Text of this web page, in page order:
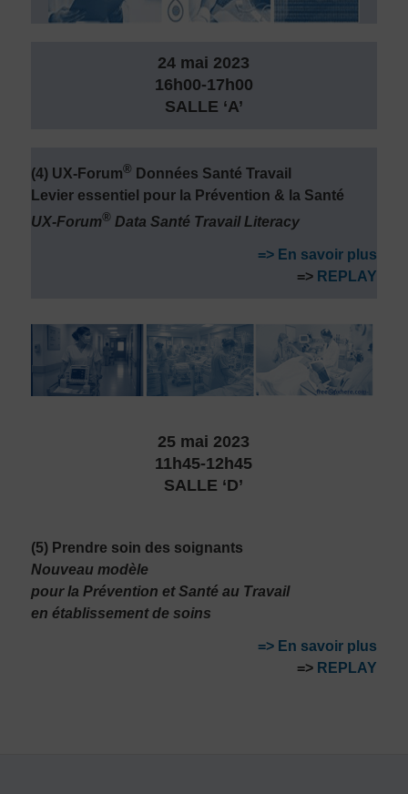
24 mai 2023
16h00-17h00
SALLE ‘A’
(4) UX-Forum® Données Santé Travail
Levier essentiel pour la Prévention & la Santé
UX-Forum®Data Santé Travail Literacy
=> En savoir plus
=> REPLAY
25 mai 2023
11h45-12h45
SALLE ‘D’
(5) Prendre soin des soignants
Nouveau modèle
pour la Prévention et Santé au Travail
en établissement de soins
=> En savoir plus
=> REPLAY